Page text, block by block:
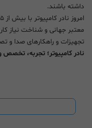
داشته باشند.
معتبر جهانی و شناخت نیاز
تجهیزات و راهکارهای صدا و
نادر کامپیوتر؛ تجربه، تخصص